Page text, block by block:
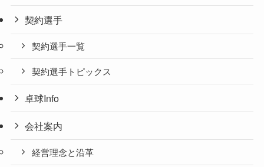
契約選手
契約選手一覧
契約選手トピックス
卓球Info
会社案内
経営理念と沿革